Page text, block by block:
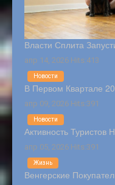
Власти Сплита
апр 14, 2026 Hits:413
В Первом Квартале
апр 09, 2026 Hits:391
Новости
Активность
апр 05, 2026 Hits:391
Новости
Венгерские
Жизнь